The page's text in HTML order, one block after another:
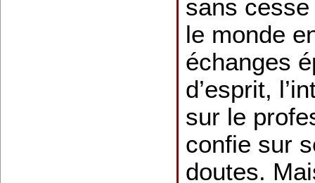
sans
le monde
échanges
d’esprit,
sur le
confie sur
doutes.